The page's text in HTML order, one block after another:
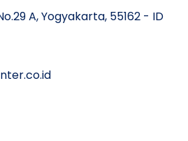
A, Yogyakarta, 55162 - ID